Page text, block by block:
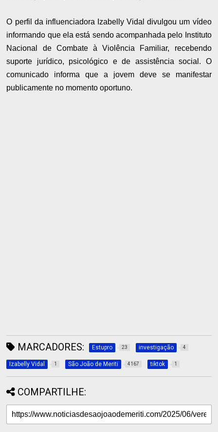
O perfil da influenciadora Izabelly Vidal divulgou um vídeo
informando que ela está sendo acompanhada pelo Instituto
Nacional de Combate à Violência Familiar, recebendo
suporte jurídico, psicológico e de assistência social. O
comunicado informa que a jovem deve se manifestar
publicamente no momento oportuno.
MARCADORES: Estupro 23 investigação 4
Izabelly Vidal 1 São João de Meriti 4167 tiktok 1
COMPARTILHE: